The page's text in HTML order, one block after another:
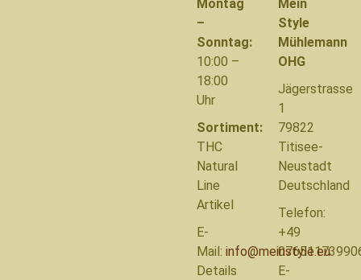
Mein
Style
Mühlemann
OHG
Jägerstrasse
1
79822
Titisee-
Neustadt
Deutschland
Telefon:
+49
E-
Montag
–
Sonntag:
10:00 –
18:00
Uhr
Sortiment:
THC
Natural
Line
Artikel
E-
Mail: info@meinstyle.eu
Details